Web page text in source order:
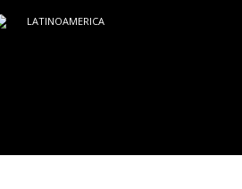
LATINOAMERICA